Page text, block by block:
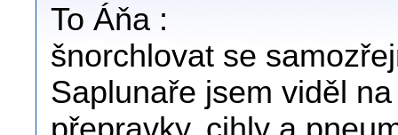
To Áňa :
šnorchlovat se
Saplunaře jsem viděl